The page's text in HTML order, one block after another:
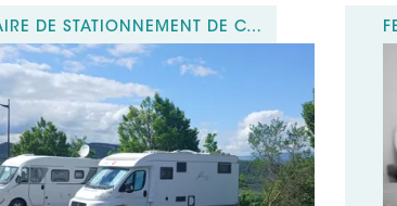
AIRE DE STATIONNEMENT DE CAMPING-CARS MUNICIPALE